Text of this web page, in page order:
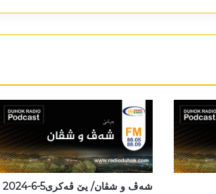
شەڤ و شڤان/ یێ ڤەکری5-6-2024